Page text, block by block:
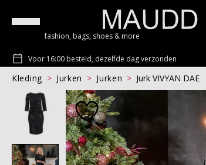
fashion, bags, shoes & more
Voor 16:00 besteld, dezelfde dag verzonden
Kleding Jurken Jurken
Jurk VIVYAN DAE